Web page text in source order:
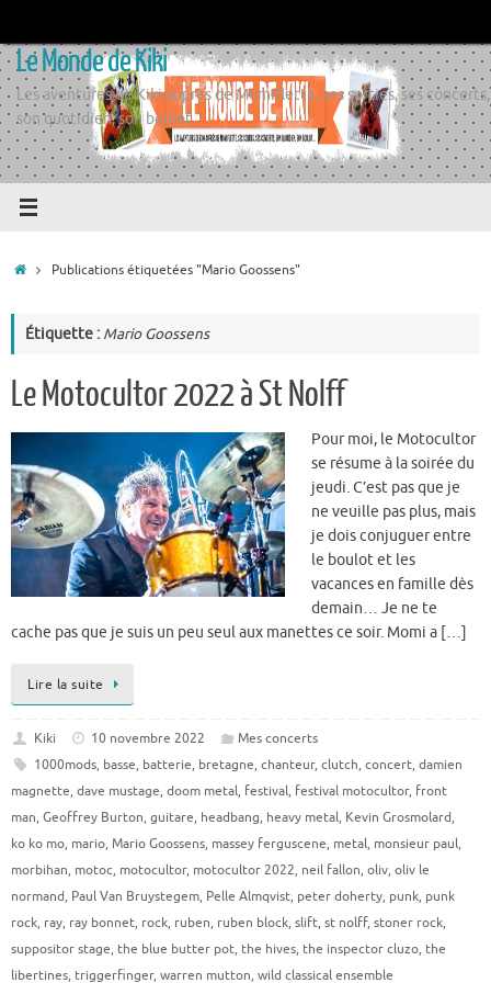
contenu
Le Monde de Kiki
Les aventures de Kiki auprès de Momiflette, ses sorties, ses concerts,
son quotidien, son boulot
AccueilPublications étiquetées "Mario Goossens"
Étiquette : Mario Goossens
Le Motocultor 2022 à St Nolff
Pour moi, le Motocultor
se résume à la soirée du
jeudi. C’est pas que je
ne veuille pas plus, mais
je dois conjuguer entre
le boulot et les
vacances en famille dès
demain… Je ne te
cache pas que je suis un peu seul aux manettes ce soir. Momi a […]
Lire la suite
Kiki 10 novembre 2022
Mes concerts
1000mods, basse, batterie, bretagne, chanteur, clutch, concert, damien
magnette, dave mustage, doom metal, festival, festival motocultor, front
man, Geoffrey Burton, guitare, headbang, heavy metal, Kevin Grosmolard,
ko ko mo, mario, Mario Goossens, massey ferguscene, metal, monsieur paul,
morbihan, motoc, motocultor, motocultor 2022, neil fallon, oliv, oliv le
normand, Paul Van Bruystegem, Pelle Almqvist, peter doherty, punk, punk
rock, ray, ray bonnet, rock, ruben, ruben block, slift, st nolff, stoner rock,
suppositor stage, the blue butter pot, the hives, the inspector cluzo, the
libertines, triggerfinger, warren mutton, wild classical ensemble